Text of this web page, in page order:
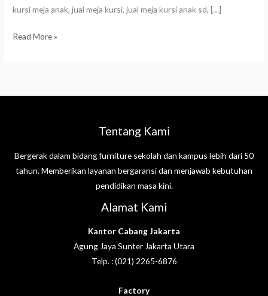
kursi meja anak, jual meja kursi, jual meja kursi anak sd, […]
Read More »
Tentang Kami
Bergerak dalam bidang furniture sekolah dan kampus lebih dari 50
tahun. Memberikan layanan bergaransi dan menjawab kebutuhan
pendidikan masa kini.
Alamat Kami
Kantor Cabang Jakarta
Agung Jaya Sunter Jakarta Utara
Telp. : (021) 2265-6876
Factory